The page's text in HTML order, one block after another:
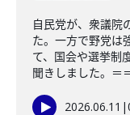
自民党が、衆議院
た。一方で野党は
て、国会や選挙制
聞きしました。＝
2026.06.11 |